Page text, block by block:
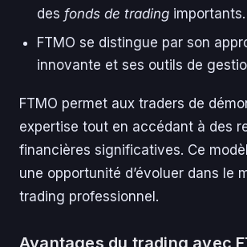
des fonds de trading importants.
FTMO se distingue par son
innovante et ses outils de
FTMO permet aux traders de
expertise tout en accédant à des
financières significatives. Ce
une opportunité d’évoluer dans le
trading professionnel.
Avantages du trading avec